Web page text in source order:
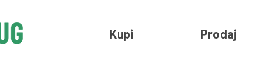
Kupi Prodaj